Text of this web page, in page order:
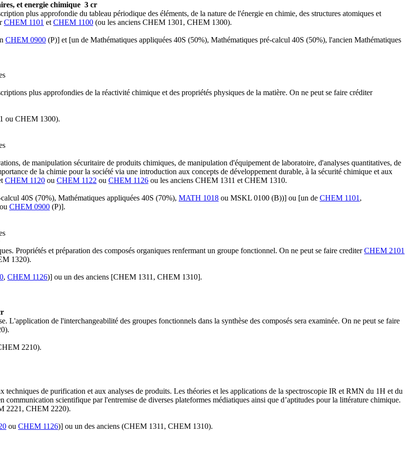
et energie chimique 3 cr
plus approfondie du tableau périodique des éléments, de la nature de l'énergie en chimie, des structures atomiques et
CHEM 1101 etCHEM 1100 (ou les anciens CHEM 1301, CHEM 1300).
CHEM 0900 (P)] et [un de Mathématiques appliquées 40S (50%), Mathématiques pré-calcul 40S (50%), l'ancien Mathématiques
plus approfondies de la réactivité chimique et des propriétés physiques de la matière. On ne peut se faire créditer
ou CHEM 1300).
de manipulation sécuritaire de produits chimiques, de manipulation d'équipement de laboratoire, d'analyses quantitatives, de
de la chimie pour la société via une introduction aux concepts de développement durable, à la sécurité chimique et aux
CHEM 1120 ou CHEM 1122 ou CHEM 1126 ou les anciens CHEM 1311 et CHEM 1310.
40S (70%), Mathématiques appliquées 40S (70%), MATH 1018 ou MSKL 0100 (B))] ou [un de CHEM 1101,
CHEM 0900 (P)].
Propriétés et préparation des composés organiques renfermant un groupe fonctionnel. On ne peut se faire crediterCHEM 2101
1320).
, CHEM 1126)] ou un des anciens [CHEM 1311, CHEM 1310].
L'application de l'interchangeabilité des groupes fonctionnels dans la synthèse des composés sera examinée. On ne peut se faire
2210).
de purification et aux analyses de produits. Les théories et les applications de la spectroscopie IR et RMN du 1H et du
communication scientifique par l'entremise de diverses plateformes médiatiques ainsi que d’aptitudes pour la littérature chimique.
2221, CHEM 2220).
ou CHEM 1126)] ou un des anciens (CHEM 1311, CHEM 1310).